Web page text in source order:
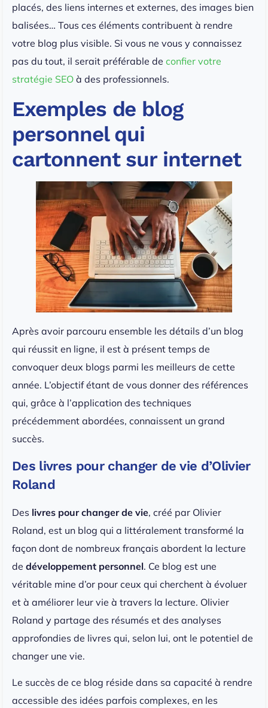
placés, des liens internes et externes, des images bien
balisées… Tous ces éléments contribuent à rendre
votre blog plus visible. Si vous ne vous y connaissez
pas du tout, il serait préférable de confier votre
stratégie SEO à des professionnels.
Exemples de blog
personnel qui
cartonnent sur internet
Après avoir parcouru ensemble les détails d’un blog
qui réussit en ligne, il est à présent temps de
convoquer deux blogs parmi les meilleurs de cette
année. L’objectif étant de vous donner des références
qui, grâce à l’application des techniques
précédemment abordées, connaissent un grand
succès.
Des livres pour changer de vie d’Olivier
Roland
Des livres pour changer de vie, créé par Olivier
Roland, est un blog qui a littéralement transformé la
façon dont de nombreux français abordent la lecture
de développement personnel. Ce blog est une
véritable mine d’or pour ceux qui cherchent à évoluer
et à améliorer leur vie à travers la lecture. Olivier
Roland y partage des résumés et des analyses
approfondies de livres qui, selon lui, ont le potentiel de
changer une vie.
Le succès de ce blog réside dans sa capacité à rendre
accessible des idées parfois complexes, en les